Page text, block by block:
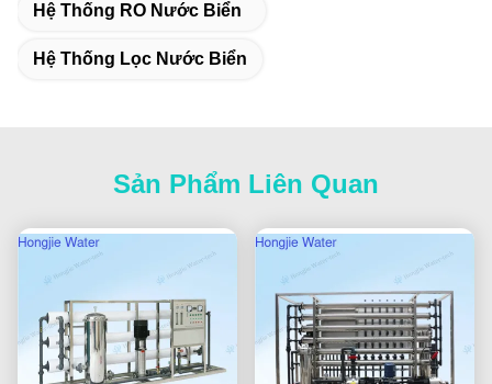
Hệ Thống RO Nước Biển
Hệ Thống Lọc Nước Biển
Sản Phẩm Liên Quan